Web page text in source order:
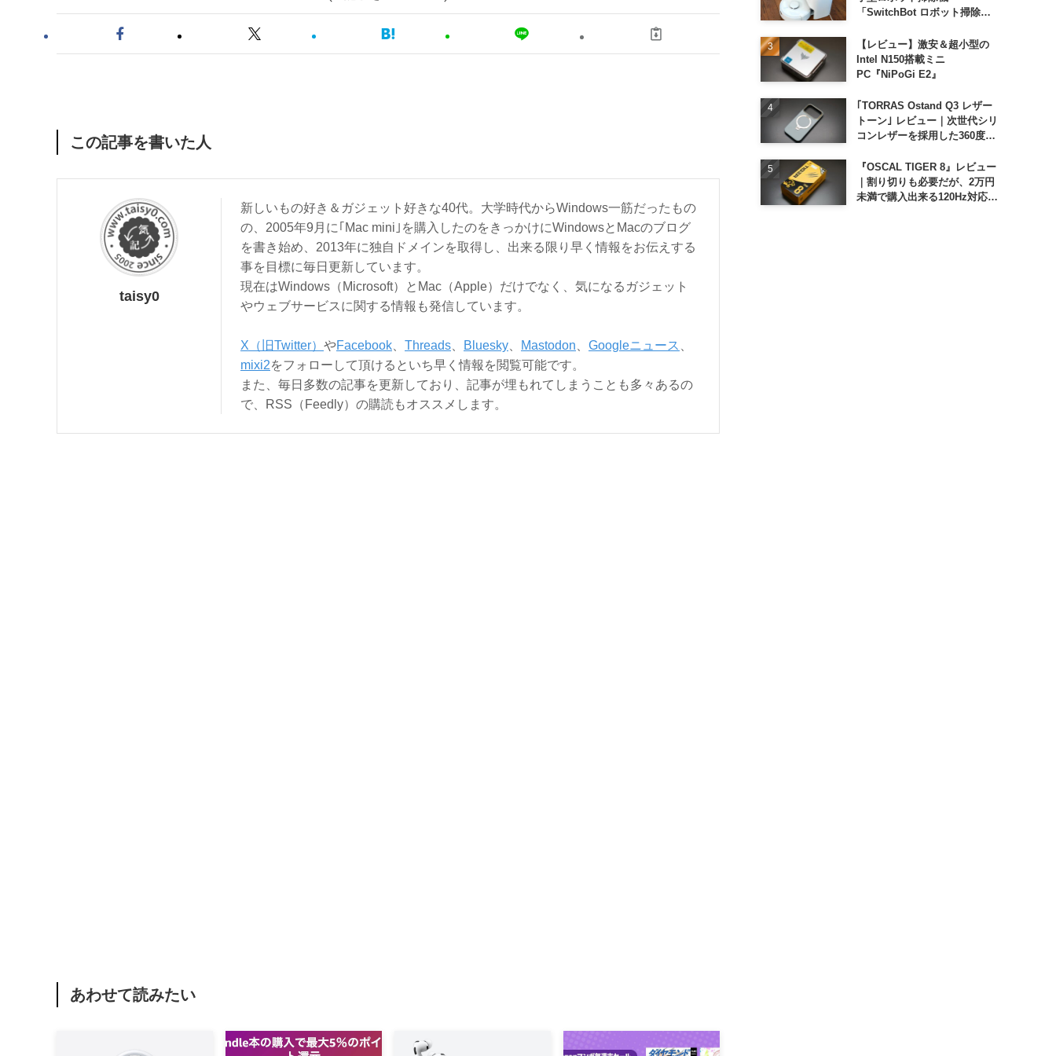
この記事を書いた人
taisy0
新しいもの好き＆ガジェット好きな40代。大学時代からWindows一筋だったもの
の、2005年9月に｢Mac mini｣を購入したのをきっかけにWindowsとMacのブログ
を書き始め、2013年に独自ドメインを取得し、出来る限り早く情報をお伝えする
事を目標に毎日更新しています。
現在はWindows（Microsoft）とMac（Apple）だけでなく、気になるガジェット
やウェブサービスに関する情報も発信しています。
X（旧Twitter） やFacebook Threads Bluesky Mastodon Googleニュース
mixi2をフォローして頂けるといち早く情報を閲覧可能です。
また、毎日多数の記事を更新しており、記事が埋もれてしまうことも多々あるの
で、RSS（Feedly）の購読もオススメします。
あわせて読みたい
「SwitchBot ロボット掃除機
【レビュー】激安＆超小型の
Intel N150搭載ミニ
PC『NiPoGi E2』
｢TORRAS Ostand Q3 レザー
トーン｣ レビュー｜次世代シリ
コンレザーを採用した360度回
『OSCAL TIGER 8』レビュー
｜割り切りも必要だが、2万円
未満で購入出来る120Hz対応大